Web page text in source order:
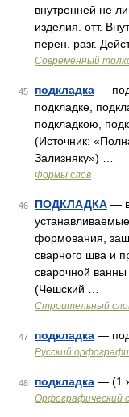
внутренней не
изделия. отт.
перен. разг.
Современный
45 подкладка —
подкладке,
подкладкою,
(Источник:
Зализняку») …
Формы слов
46 ПОДКЛАДКА — в
формования,
сварного шва и
сварочной ванны
(Чешский …
Строительный
47 подкладка —
Русский
48 подкладка — (1
Орфографический